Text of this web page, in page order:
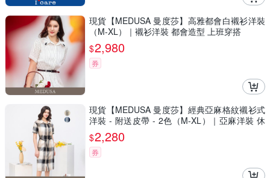
現貨【MEDUSA 曼度莎】高雅都會白襯衫洋裝
（M-XL）｜襯衫洋裝 都會造型 上班穿搭
$2,980
券
現貨【MEDUSA 曼度莎】經典亞麻格紋襯衫式
洋裝 - 附送皮帶 - 2色（M-XL）｜亞麻洋裝 休
閒穿搭
$2,280
券